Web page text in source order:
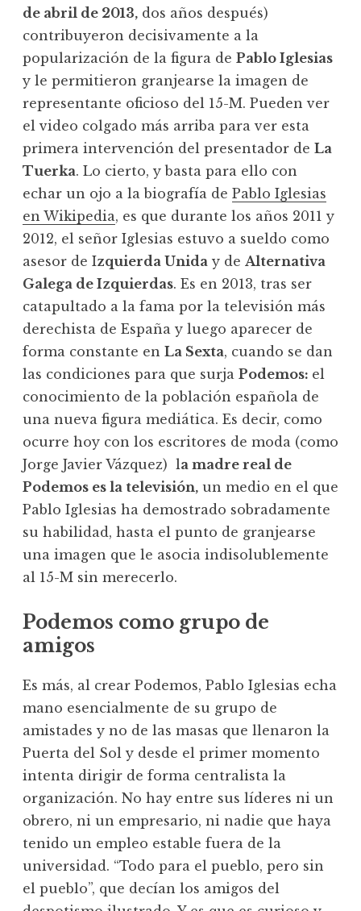
de abril de 2013, dos años después)
contribuyeron decisivamente a la
popularización de la figura de Pablo Iglesias
y le permitieron granjearse la imagen de
representante oficioso del 15-M. Pueden ver
el video colgado más arriba para ver esta
primera intervención del presentador de La
Tuerka. Lo cierto, y basta para ello con
echar un ojo a la biografía de Pablo Iglesias
en Wikipedia, es que durante los años 2011 y
2012, el señor Iglesias estuvo a sueldo como
asesor de Izquierda Unida y de Alternativa
Galega de Izquierdas. Es en 2013, tras ser
catapultado a la fama por la televisión más
derechista de España y luego aparecer de
forma constante en La Sexta, cuando se dan
las condiciones para que surja Podemos: el
conocimiento de la población española de
una nueva figura mediática. Es decir, como
ocurre hoy con los escritores de moda (como
Jorge Javier Vázquez) la madre real de
Podemos es la televisión, un medio en el que
Pablo Iglesias ha demostrado sobradamente
su habilidad, hasta el punto de granjearse
una imagen que le asocia indisolublemente
al 15-M sin merecerlo.
Podemos como grupo de
amigos
Es más, al crear Podemos, Pablo Iglesias echa
mano esencialmente de su grupo de
amistades y no de las masas que llenaron la
Puerta del Sol y desde el primer momento
intenta dirigir de forma centralista la
organización. No hay entre sus líderes ni un
obrero, ni un empresario, ni nadie que haya
tenido un empleo estable fuera de la
universidad. “Todo para el pueblo, pero sin
el pueblo”, que decían los amigos del